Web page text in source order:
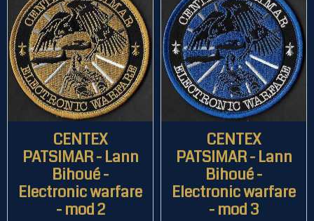
CENTEX
PATSIMAR - Lann
Bihoué -
Electronic warfare
- mod 2
CENTEX
PATSIMAR - Lann
Bihoué -
Electronic warfare
- mod 3